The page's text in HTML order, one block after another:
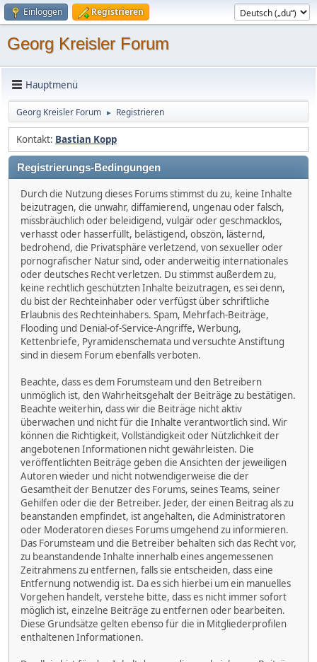
Einloggen Registrieren
Georg Kreisler Forum
Hauptmenü
Georg Kreisler Forum ► Registrieren
Kontakt: Bastian Kopp
Registrierungs-Bedingungen
Durch die Nutzung dieses Forums stimmst du zu, keine Inhalte
beizutragen, die unwahr, diffamierend, ungenau oder falsch,
missbräuchlich oder beleidigend, vulgär oder geschmacklos,
verhasst oder hasserfüllt, belästigend, obszön, lästernd,
bedrohend, die Privatsphäre verletzend, von sexueller oder
pornografischer Natur sind, oder anderweitig internationales
oder deutsches Recht verletzen. Du stimmst außerdem zu,
keine rechtlich geschützten Inhalte beizutragen, es sei denn,
du bist der Rechteinhaber oder verfügst über schriftliche
Erlaubnis des Rechteinhabers. Spam, Mehrfach-Beiträge,
Flooding und Denial-of-Service-Angriffe, Werbung,
Kettenbriefe, Pyramidenschemata und versuchte Anstiftung
sind in diesem Forum ebenfalls verboten.
Beachte, dass es dem Forumsteam und den Betreibern
unmöglich ist, den Wahrheitsgehalt der Beiträge zu bestätigen.
Beachte weiterhin, dass wir die Beiträge nicht aktiv
überwachen und nicht für die Inhalte verantwortlich sind. Wir
können die Richtigkeit, Vollständigkeit oder Nützlichkeit der
angebotenen Informationen nicht gewährleisten. Die
veröffentlichten Beiträge geben die Ansichten der jeweiligen
Autoren wieder und nicht notwendigerweise die der
Gesamtheit der Benutzer des Forums, seines Teams, seiner
Gehilfen oder die der Betreiber. Jeder, der einen Beitrag als zu
beanstanden empfindet, ist angehalten, die Administratoren
oder Moderatoren dieses Forums umgehend zu informieren.
Das Forumsteam und die Betreiber behalten sich das Recht vor,
zu beanstandende Inhalte innerhalb eines angemessenen
Zeitrahmens zu entfernen, falls sie entscheiden, dass eine
Entfernung notwendig ist. Da es sich hierbei um ein manuelles
Vorgehen handelt, verstehe bitte, dass es nicht immer sofort
möglich ist, einzelne Beiträge zu entfernen oder bearbeiten.
Diese Grundsätze gelten ebenso für die in Mitgliederprofilen
enthaltenen Informationen.